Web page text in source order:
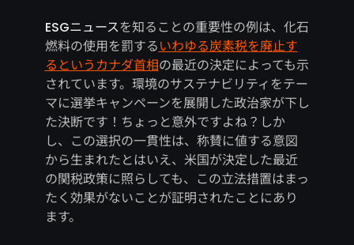
ESGニュースを知ることの重要性の例は、化石
燃料の使用を罰するいわゆる炭素税を廃止す
るというカナダ首相の最近の決定によっても示
されています。環境のサステナビリティをテー
マに選挙キャンペーンを展開した政治家が下し
た決断です！ちょっと意外ですよね？しか
し、この選択の一貫性は、称賛に値する意図
から生まれたとはいえ、米国が決定した最近
の関税政策に照らしても、この立法措置はまっ
たく効果がないことが証明されたことにあり
ます。